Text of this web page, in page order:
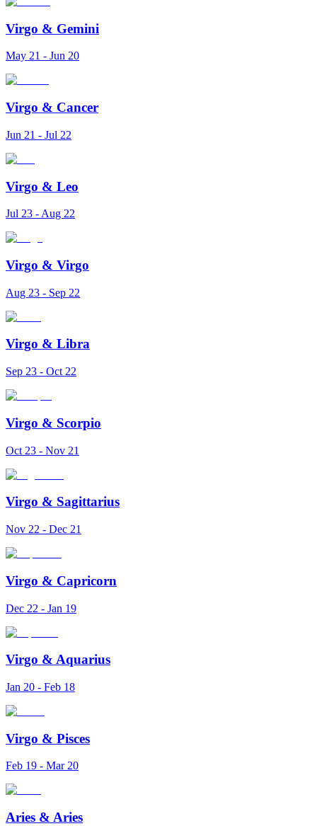
Virgo & Gemini
May 21 - Jun 20
Virgo & Cancer
Jun 21 - Jul 22
Virgo & Leo
Jul 23 - Aug 22
Virgo & Virgo
Aug 23 - Sep 22
Virgo & Libra
Sep 23 - Oct 22
Virgo & Scorpio
Oct 23 - Nov 21
Virgo & Sagittarius
Nov 22 - Dec 21
Virgo & Capricorn
Dec 22 - Jan 19
Virgo & Aquarius
Jan 20 - Feb 18
Virgo & Pisces
Feb 19 - Mar 20
Aries & Aries